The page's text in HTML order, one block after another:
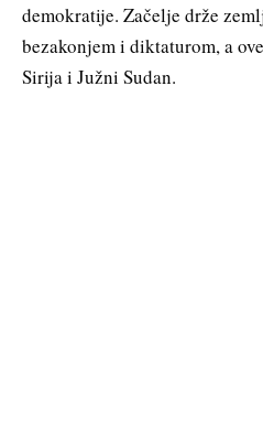
demokratije. Začelje drže
bezakonjem i diktaturom, a
Sirija i Južni Sudan.